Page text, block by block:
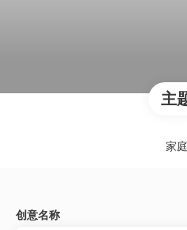
主
家庭
创意名称